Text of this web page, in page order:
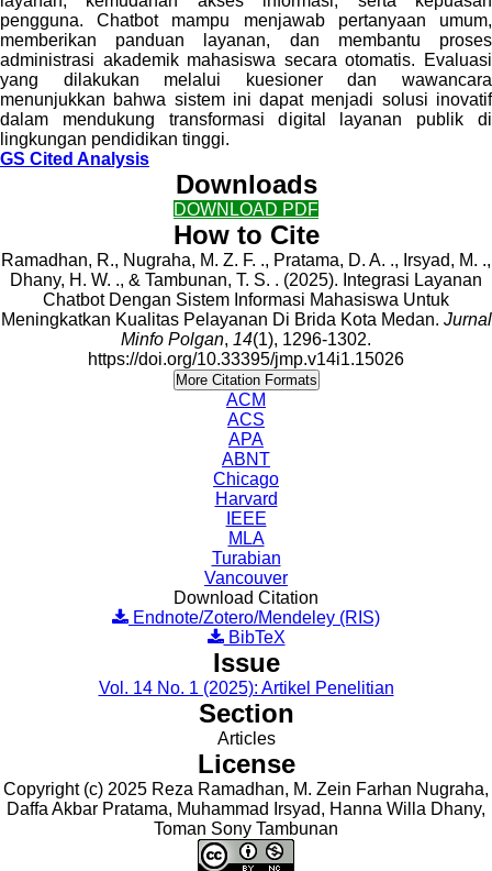
pengguna. Chatbot mampu menjawab pertanyaan umum,
memberikan panduan layanan, dan membantu proses
administrasi akademik mahasiswa secara otomatis. Evaluasi
yang dilakukan melalui kuesioner dan wawancara
menunjukkan bahwa sistem ini dapat menjadi solusi inovatif
dalam mendukung transformasi digital layanan publik di
lingkungan pendidikan tinggi.
GS Cited Analysis
Downloads
DOWNLOAD PDF
How to Cite
Ramadhan, R., Nugraha, M. Z. F. ., Pratama, D. A. ., Irsyad, M. .,
Dhany, H. W. ., & Tambunan, T. S. . (2025). Integrasi Layanan
Chatbot Dengan Sistem Informasi Mahasiswa Untuk
Meningkatkan Kualitas Pelayanan Di Brida Kota Medan. Jurnal
Minfo Polgan, 14(1), 1296-1302.
https://doi.org/10.33395/jmp.v14i1.15026
More Citation Formats
ACM
ACS
APA
ABNT
Chicago
Harvard
IEEE
MLA
Turabian
Vancouver
Download Citation
Endnote/Zotero/Mendeley (RIS)
BibTeX
Issue
Vol. 14 No. 1 (2025): Artikel Penelitian
Section
Articles
License
Copyright (c) 2025 Reza Ramadhan, M. Zein Farhan Nugraha,
Daffa Akbar Pratama, Muhammad Irsyad, Hanna Willa Dhany,
Toman Sony Tambunan